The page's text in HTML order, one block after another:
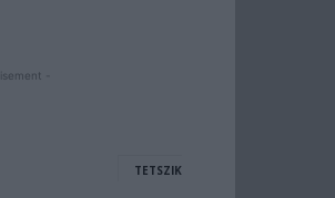
-
TETSZIK